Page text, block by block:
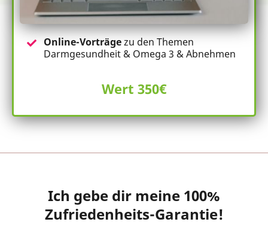
Online-Vorträgezu den Themen
Darmgesundheit & Omega 3 & Abnehmen
Wert 350€
Ich gebe dir meine 100%
Zufriedenheits-Garantie!